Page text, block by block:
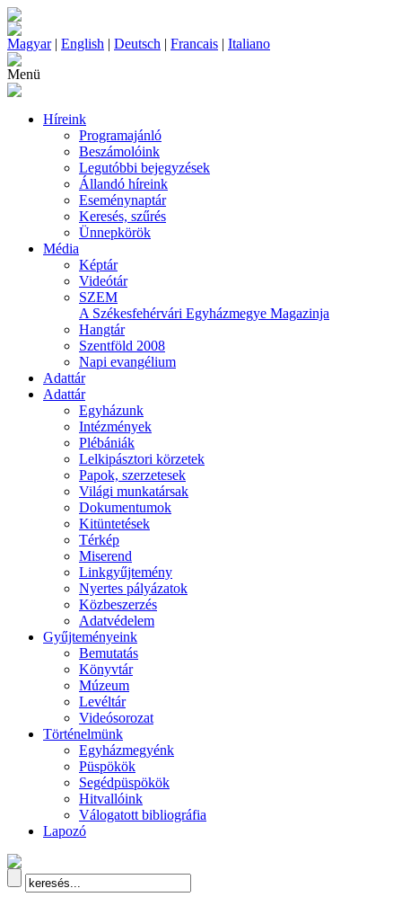
Magyar| English | Deutsch | Francais | Italiano
Menü
Híreink
Programajánló
Beszámolóink
Legutóbbi bejegyzések
Állandó híreink
Eseménynaptár
Keresés, szűrés
Ünnepkörök
Média
Képtár
Videótár
SZEM
A Székesfehérvári Egyházmegye Magazinja
Hangtár
Szentföld 2008
Napi evangélium
Adattár
Adattár
Egyházunk
Intézmények
Plébániák
Lelkipásztori körzetek
Papok, szerzetesek
Világi munkatársak
Dokumentumok
Kitüntetések
Térkép
Miserend
Linkgyűjtemény
Nyertes pályázatok
Közbeszerzés
Adatvédelem
Gyűjteményeink
Bemutatás
Könyvtár
Múzeum
Levéltár
Videósorozat
Történelmünk
Egyházmegyénk
Püspökök
Segédpüspökök
Hitvallóink
Válogatott bibliográfia
Lapozó